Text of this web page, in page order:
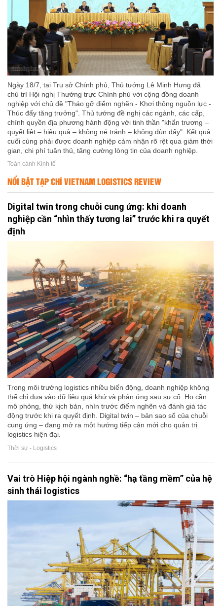
Ngày 18/7, tại Trụ sở Chính phủ, Thủ tướng Lê Minh Hưng đã
chủ trì Hội nghị Thường trực Chính phủ với cộng đồng doanh
nghiệp với chủ đề "Tháo gỡ điểm nghẽn - Khơi thông nguồn lực -
Thúc đẩy tăng trưởng". Thủ tướng đề nghị các ngành, các cấp,
chính quyền địa phương hành động với tinh thần "khẩn trương –
quyết liệt – hiệu quả – không né tránh – không đùn đẩy". Kết quả
cuối cùng phải được doanh nghiệp cảm nhận rõ rệt qua giảm thời
gian, chi phí tuân thủ, tăng cường lòng tin của doanh nghiệp.
Toàn cảnh Kinh tế
NỔI BẬT TẠP CHÍ VIETNAM LOGISTICS REVIEW
Digital twin trong chuỗi cung ứng: khi doanh
nghiệp cần “nhìn thấy tương lai” trước khi ra quyết
định
Trong môi trường logistics nhiều biến động, doanh nghiệp không
thể chỉ dựa vào dữ liệu quá khứ và phản ứng sau sự cố. Họ cần
mô phỏng, thử kịch bản, nhìn trước điểm nghẽn và đánh giá tác
động trước khi ra quyết định. Digital twin – bản sao số của chuỗi
cung ứng – đang mở ra một hướng tiếp cận mới cho quản trị
logistics hiện đại.
Thời sự - Logistics
Vai trò Hiệp hội ngành nghề: “hạ tầng mềm” của hệ
sinh thái logistics